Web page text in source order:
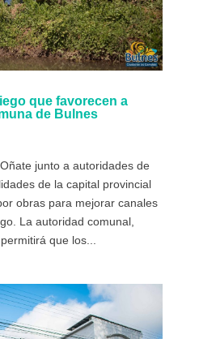
que favorecen a
de Bulnes
junto a autoridades de
de la capital provincial
obras para mejorar canales
La autoridad comunal,
que los...